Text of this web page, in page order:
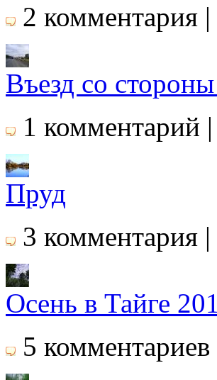
2 комментария
Въезд со
1 комментарий
Пруд
3 комментария
Осень в Тайге
5